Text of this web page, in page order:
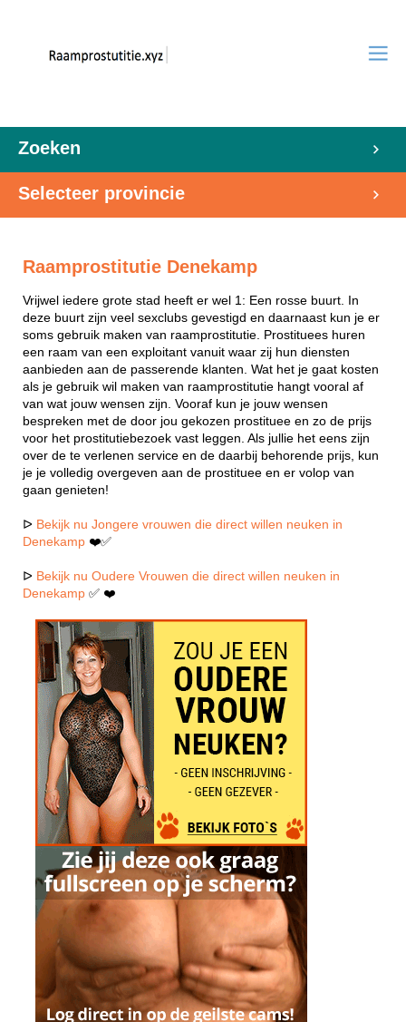
Zoeken
Selecteer provincie
Raamprostitutie Denekamp
Vrijwel iedere grote stad heeft er wel 1: Een rosse buurt. In
deze buurt zijn veel sexclubs gevestigd en daarnaast kun je er
soms gebruik maken van raamprostitutie. Prostituees huren
een raam van een exploitant vanuit waar zij hun diensten
aanbieden aan de passerende klanten. Wat het je gaat kosten
als je gebruik wil maken van raamprostitutie hangt vooral af
van wat jouw wensen zijn. Vooraf kun je jouw wensen
bespreken met de door jou gekozen prostituee en zo de prijs
voor het prostitutiebezoek vast leggen. Als jullie het eens zijn
over de te verlenen service en de daarbij behorende prijs, kun
je je volledig overgeven aan de prostituee en er volop van
gaan genieten!
ᐅ Bekijk nu Jongere vrouwen die direct willen neuken in
Denekamp ❤️✅
ᐅ Bekijk nu Oudere Vrouwen die direct willen neuken in
Denekamp ✅ ❤️